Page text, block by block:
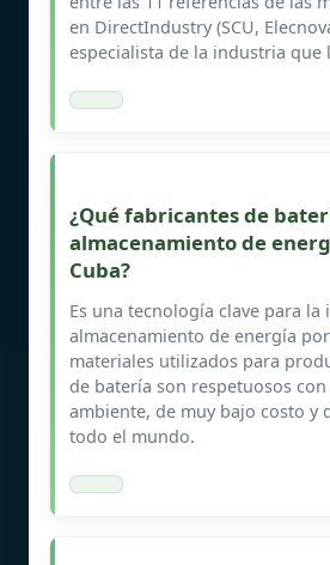
en DirectIndustry (SCU,
especialista de la industria que
¿Qué fabricantes de
almacenamiento de
Cuba?
Es una tecnología clave para la
almacenamiento de energía
materiales utilizados para
de batería son respetuosos
ambiente, de muy bajo costo y
todo el mundo.